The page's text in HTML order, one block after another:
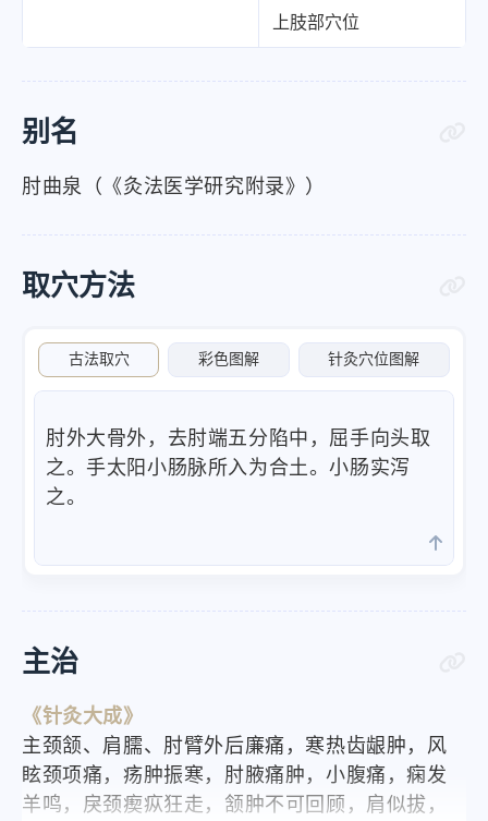
上肢部穴位
别名
肘曲泉（《灸法医学研究附录》）
取穴方法
古法取穴 彩色图解 针灸穴位图解
肘外大骨外，去肘端五分陷中，屈手向头取
之。手太阳小肠脉所入为合土。小肠实泻
之。
主治
《针灸大成》
主颈颔、肩臑、肘臂外后廉痛，寒热齿龈肿，风
眩颈项痛，疡肿振寒，肘腋痛肿，小腹痛，痫发
羊鸣，戾颈瘈疭狂走，颔肿不可回顾，肩似拔，